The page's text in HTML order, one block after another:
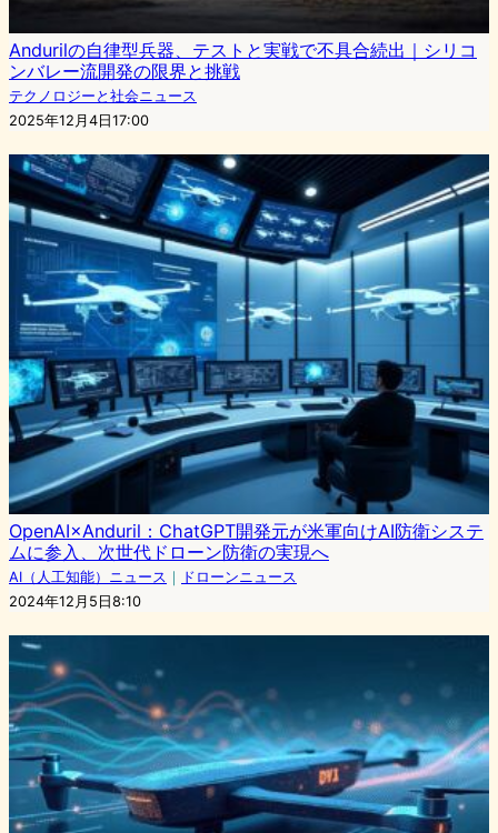
Andurilの自律型兵器、テストと実戦で不具合続出｜シリコ
ンバレー流開発の限界と挑戦
テクノロジーと社会ニュース
2025年12月4日17:00
OpenAI×Anduril：ChatGPT開発元が米軍向けAI防衛システ
ムに参入、次世代ドローン防衛の実現へ
AI（人工知能）ニュース ｜
ドローンニュース
2024年12月5日8:10